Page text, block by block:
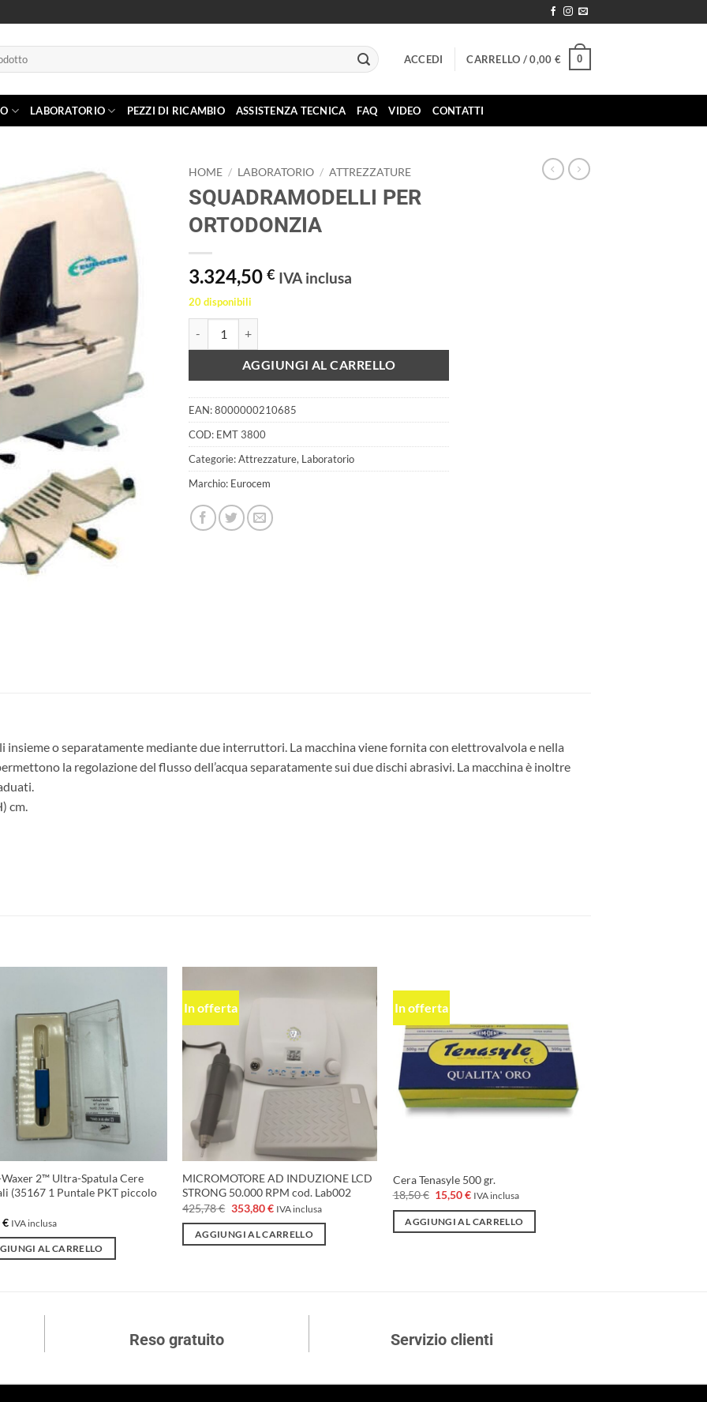
ACCEDI CARRELLO /0,00 € 0
LABORATORIO PEZZI DI RICAMBIO ASSISTENZA TECNICA FAQ VIDEO CONTATTI
Aggiungi
alla lista
dei
desideri
HOME / LABORATORIO / ATTREZZATURE
SQUADRAMODELLI PER
ORTODONZIA
3.324,50 € IVA inclusa
20 disponibili
AGGIUNGI AL CARRELLO
EAN:8000000210685
COD: EMT 3800
Categorie:Attrezzature, Laboratorio
Marchio: Eurocem
insieme o separatamente mediante due interruttori. La macchina viene fornita con elettrovalvola e nella
la regolazione del flusso dell’acqua separatamente sui due dischi abrasivi. La macchina è inoltre
cm.
Aggiungi
alla lista
desideri
2™ Ultra-Spatula Cere
(35167 1 Puntale PKT piccolo
€ IVA inclusa
AL CARRELLO
In offerta
MICROMOTORE AD INDUZIONE LCD
STRONG 50.000 RPM cod. Lab002
425,78€ Il
prezzo
originale
era:
353,80€Il
attuale
è:
IVA inclusa
AGGIUNGI AL CARRELLO
In offerta
dei
desideri
Cera Tenasyle 500 gr.
18,50€ Il
prezzo
originale
era:
15,50€Il
attuale
è:
IVA inclusa
AGGIUNGI AL CARRELLO
Reso gratuito Servizio clienti